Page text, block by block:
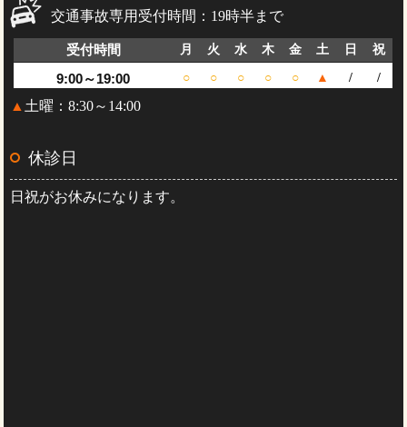
交通事故専用受付時間：19時半まで
受付時間 月 火 水 木 金 土 日 祝
9:00～19:00 ○ ○ ○ ○ ○ ▲ / /
▲ 土曜：8:30～14:00
休診日
日祝がお休みになります。